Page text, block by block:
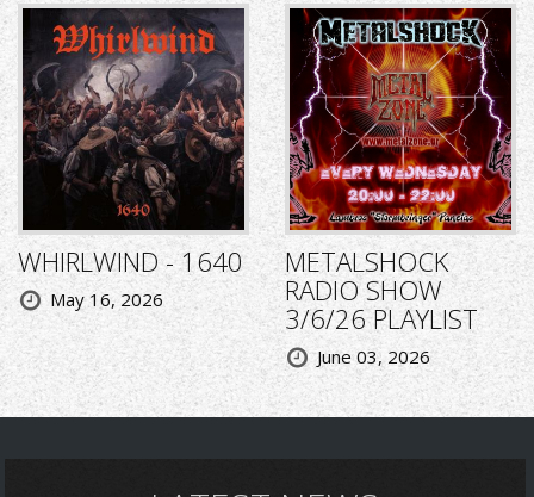
WHIRLWIND - 1640
May 16, 2026
METALSHOCK
RADIO SHOW
3/6/26 PLAYLIST
June 03, 2026